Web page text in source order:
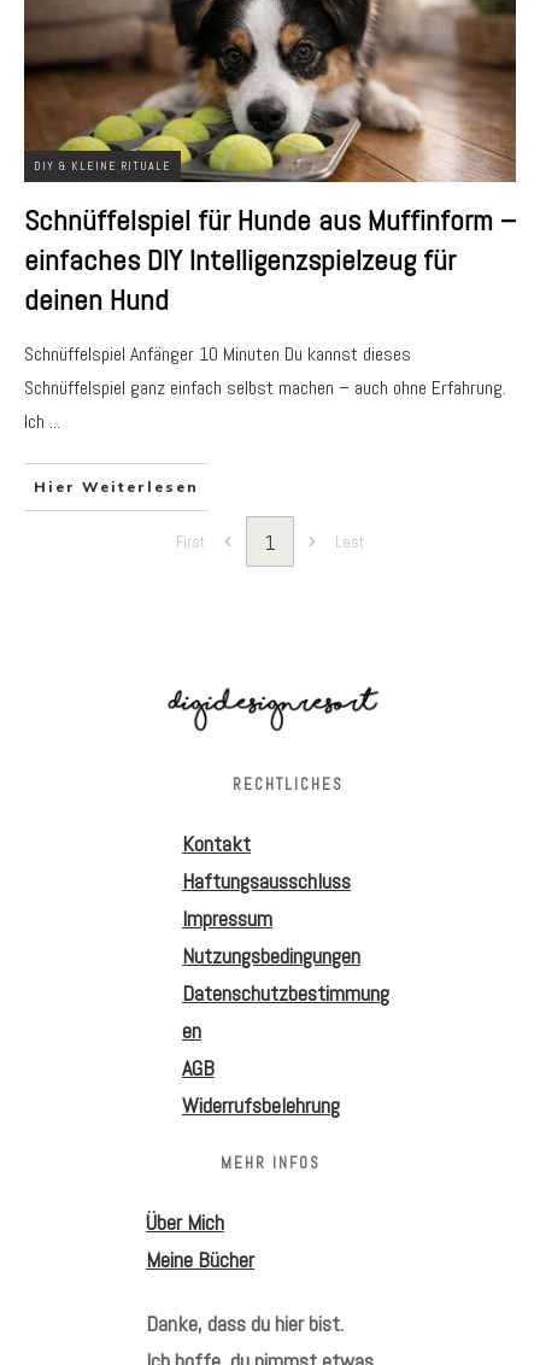
DIY & KLEINE RITUALE
Schnüffelspiel für Hunde aus Muffinform –
einfaches DIY Intelligenzspielzeug für
deinen Hund
Schnüffelspiel Anfänger 10 Minuten Du kannst dieses
Schnüffelspiel ganz einfach selbst machen – auch ohne Erfahrung.
Ich ...
Hier Weiterlesen
First 1 Last
RECHTLICHES
Kontakt
Haftungsausschluss
Impressum
Nutzungsbedingungen
Datenschutzbestimmung
en
AGB
Widerrufsbelehrung
MEHR INFOS
Über Mich
Meine Bücher
Danke, dass du hier bist.